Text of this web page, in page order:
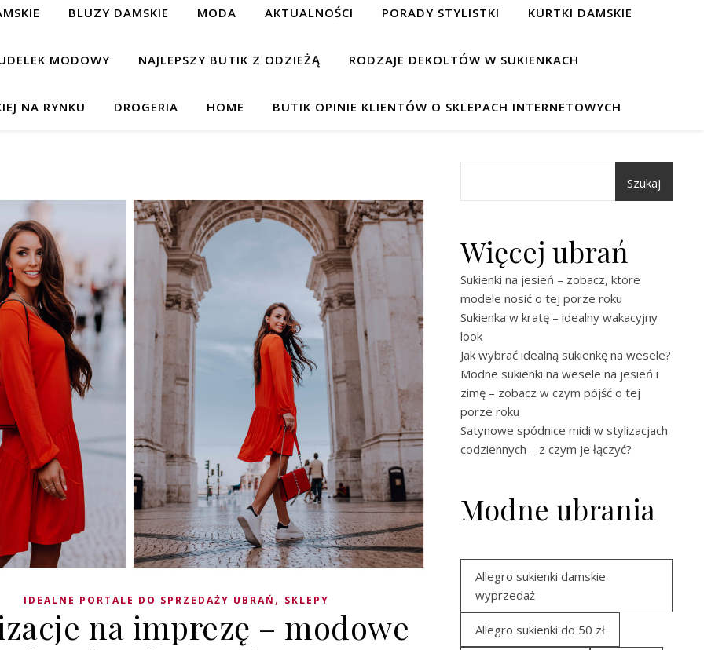
BLUZY DAMSKIE MODA AKTUALNOŚCI PORADY STYLISTKI KURTKI DAMSKIE
MODOWY NAJLEPSZY BUTIK Z ODZIEŻĄ RODZAJE DEKOLTÓW W SUKIENKACH
NA RYNKU DROGERIA HOME BUTIK OPINIE KLIENTÓW O SKLEPACH INTERNETOWYCH
IDEALNE PORTALE DO SPRZEDAŻY UBRAŃ , SKLEPY
na imprezę – modowe
Szukaj
Więcej ubrań
Sukienki na jesień – zobacz, które
modele nosić o tej porze roku
Sukienka w kratę – idealny wakacyjny
look
Jak wybrać idealną sukienkę na wesele?
Modne sukienki na wesele na jesień i
zimę – zobacz w czym pójść o tej
porze roku
Satynowe spódnice midi w stylizacjach
codziennych – z czym je łączyć?
Modne ubrania
Allegro sukienki damskie
wyprzedaż
Allegro sukienki do 50 zł